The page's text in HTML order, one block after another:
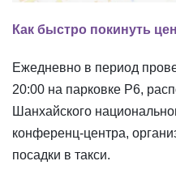
Как быстро покинуть
Ежедневно в период
20:00 на парковке P6,
Шанхайского
конференц-центра,
посадки в такси.